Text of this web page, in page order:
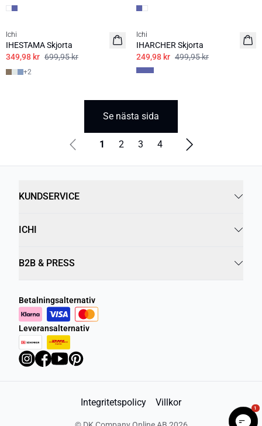
SALE | 50%
Ichi
IHESTAMA Skjorta
349,98 kr 699,95 kr
+2
SALE | 50%
Ichi
IHARCHER Skjorta
249,98 kr 499,95 kr
Se nästa sida
1 2 3 4
KUNDSERVICE
ICHI
B2B & PRESS
Betalningsalternativ
Leveransalternativ
Integritetspolicy Villkor 1